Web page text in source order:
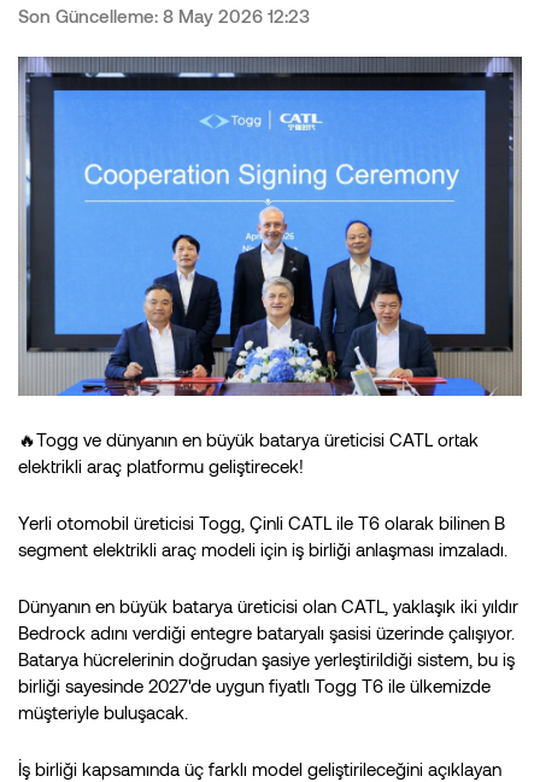
Son Güncelleme: 8 May 2026 12:23
🔥Togg ve dünyanın en büyük batarya üreticisi CATL ortak
elektrikli araç platformu geliştirecek!
Yerli otomobil üreticisi Togg, Çinli CATL ile T6 olarak bilinen B
segment elektrikli araç modeli için iş birliği anlaşması imzaladı.
Dünyanın en büyük batarya üreticisi olan CATL, yaklaşık iki yıldır
Bedrock adını verdiği entegre bataryalı şasisi üzerinde çalışıyor.
Batarya hücrelerinin doğrudan şasiye yerleştirildiği sistem, bu iş
birliği sayesinde 2027'de uygun fiyatlı Togg T6 ile ülkemizde
müşteriyle buluşacak.
İş birliği kapsamında üç farklı model geliştirileceğini açıklayan